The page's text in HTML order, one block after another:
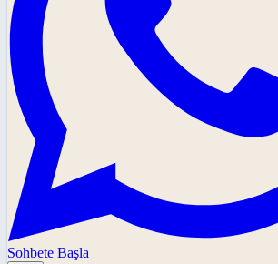
Sohbete Başla